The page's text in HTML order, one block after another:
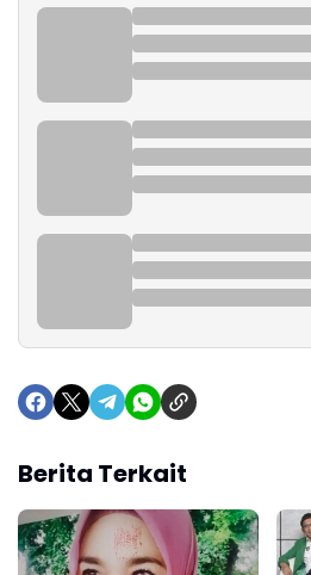
Berita Terkait